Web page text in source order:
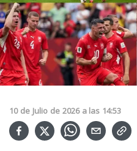
10 de Julio de 2026 a las 14:53